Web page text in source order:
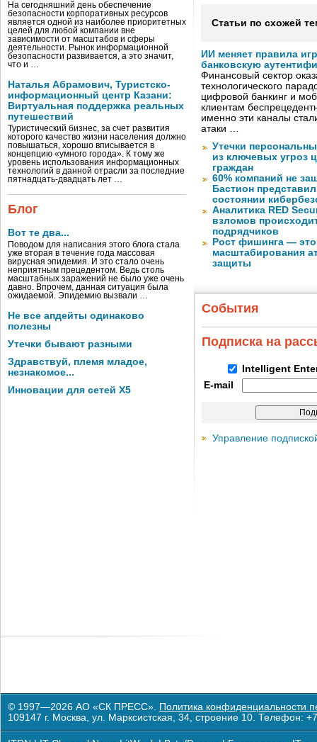
На сегодняшний день обеспечение
безопасности корпоративных ресурсов
является одной из наиболее приоритетных
целей для любой компании вне
зависимости от масштабов и сферы
деятельности. Рынок информационной
безопасности развивается, а это значит,
что и …
Наталья Абрамович, Туристско-
информационный центр Казани:
Виртуальная поддержка реальных
путешествий
Туристический бизнес, за счет развития
которого качество жизни населения должно
повышаться, хорошо вписывается в
концепцию «умного города». К тому же
уровень использования информационных
технологий в данной отрасли за последние
пятнадцать-двадцать лет …
Блог
Вот те два...
Поводом для написания этого блога стала
уже вторая в течение года массовая
вирусная эпидемия. И это стало очень
неприятным прецедентом. Ведь столь
масштабных заражений не было уже очень
давно. Впрочем, данная ситуация была
ожидаемой. Эпидемию вызвали …
Не все апдейты одинаково
полезны
Утечки бывают разными
Здравствуй, племя младое,
незнакомое...
Инновации для сетей X5
Статьи по схожей
ИИ меняет правила
банковскую
Финансовый сектор
технологического
цифровой банкинг и
клиентам
именно эти каналы
атаки …
Утечки
из ключевых угроз
граждан
60% компаний не
Бастион
состоянии
Аналитика RED
взломов
подрядчиков
Рост фишинга —
масштабирования
защиты
События
Подписка на
Intelligent
E-mail
Управление
© 1997—2026 АО «СК ПРЕСС». Политика конфиденциальности
109147 г. Москва, ул. Марксистская, 34, строение 10. Телефон: